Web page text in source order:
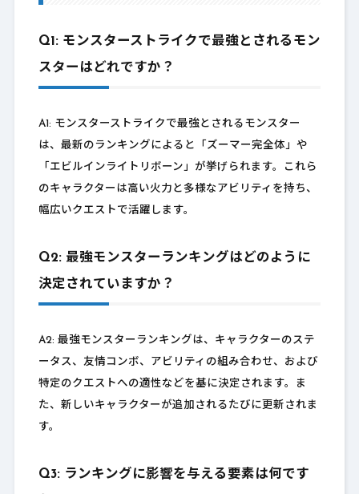
Q1: モンスターストライクで最強とされるモン
スターはどれですか？
A1: モンスターストライクで最強とされるモンスター
は、最新のランキングによると「ズーマー完全体」や
「エビルインライトリボーン」が挙げられます。これら
のキャラクターは高い火力と多様なアビリティを持ち、
幅広いクエストで活躍します。
Q2: 最強モンスターランキングはどのように
決定されていますか？
A2: 最強モンスターランキングは、キャラクターのステ
ータス、友情コンボ、アビリティの組み合わせ、および
特定のクエストへの適性などを基に決定されます。ま
た、新しいキャラクターが追加されるたびに更新されま
す。
Q3: ランキングに影響を与える要素は何です